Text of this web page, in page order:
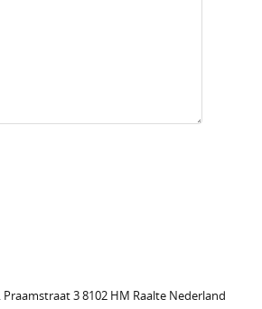
Praamstraat 3 8102 HM Raalte Nederland